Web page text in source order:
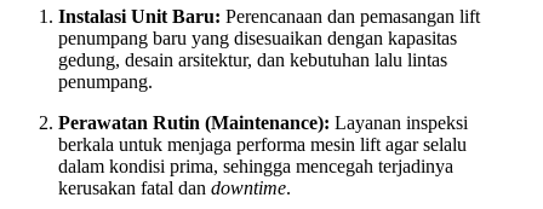
Instalasi Unit Baru: Perencanaan dan pemasangan lift
penumpang baru yang disesuaikan dengan kapasitas
gedung, desain arsitektur, dan kebutuhan lalu lintas
penumpang.
Perawatan Rutin (Maintenance): Layanan inspeksi
berkala untuk menjaga performa mesin lift agar selalu
dalam kondisi prima, sehingga mencegah terjadinya
kerusakan fatal dan downtime.